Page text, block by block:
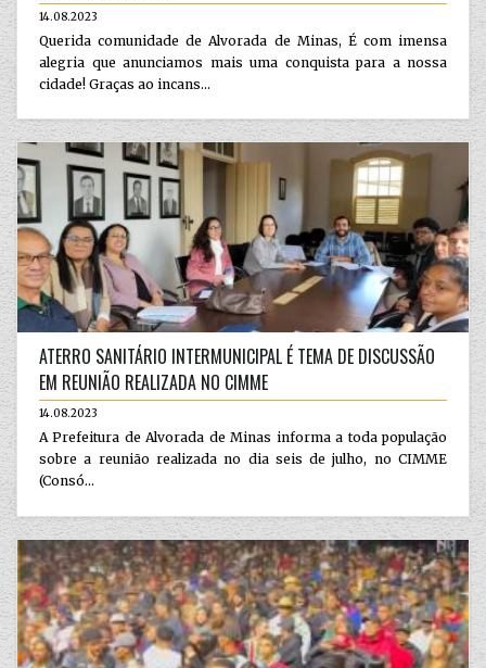
14.08.2023
Querida comunidade de Alvorada de Minas, É com imensa
alegria que anunciamos mais uma conquista para a nossa
cidade! Graças ao incans...
ATERRO SANITÁRIO INTERMUNICIPAL É TEMA DE DISCUSSÃO
EM REUNIÃO REALIZADA NO CIMME
14.08.2023
A Prefeitura de Alvorada de Minas informa a toda população
sobre a reunião realizada no dia seis de julho, no CIMME
(Consó...